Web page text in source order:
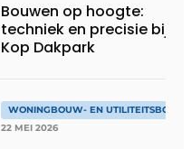
Bouwen op hoogte:
techniek en precisie bij
Kop Dakpark
WONINGBOUW- EN UTILITEITSBOUW
22 MEI 2026